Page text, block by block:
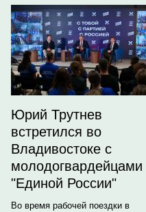
Юрий Трутнев
встретился во
Владивостоке с
молодогвардейцами
"Единой России"
Во время рабочей поездки в